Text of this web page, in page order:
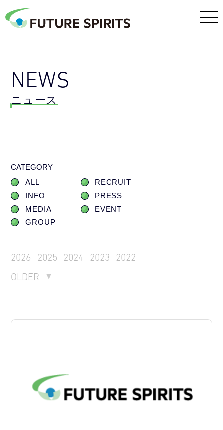
NEWS
ニュース
CATEGORY
ALL
RECRUIT
INFO
PRESS
MEDIA
EVENT
GROUP
2026 2025 2024 2023
2022
OLDER